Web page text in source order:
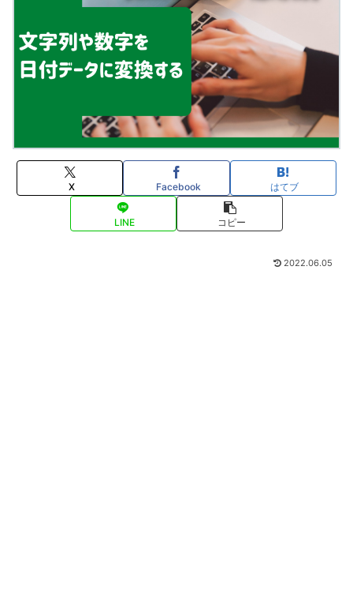
X Facebook はてブ
LINE コピー
2022.06.05